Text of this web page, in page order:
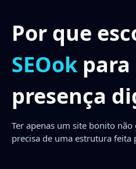
Por que
SEOok para
presença
Ter apenas um site bonito não
precisa de uma estrutura feita